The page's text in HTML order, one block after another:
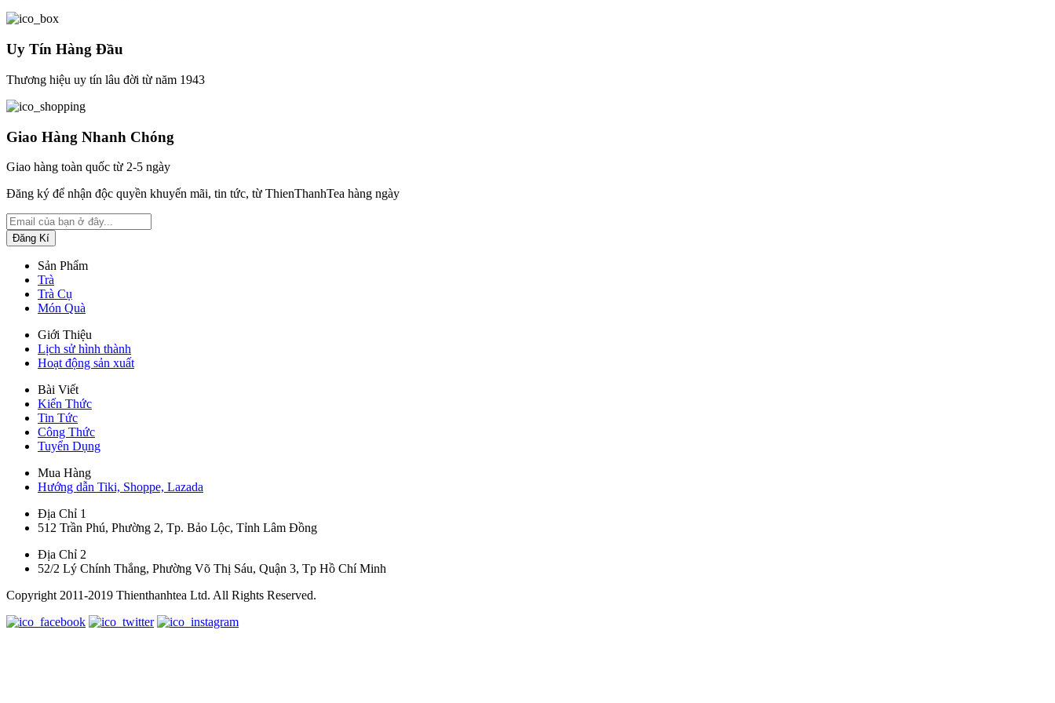
Uy Tín Hàng Đầu
Thương hiệu uy tín lâu đời từ năm 1943
Giao Hàng Nhanh Chóng
Giao hàng toàn quốc từ 2-5 ngày
Đăng ký để nhận độc quyền khuyến mãi, tin tức, từ ThienThanhTea hàng ngày
Sản Phẩm
Trà
Trà Cụ
Món Quà
Giới Thiệu
Lịch sử hình thành
Hoạt động sản xuất
Bài Viết
Kiến Thức
Tin Tức
Công Thức
Tuyển Dụng
Mua Hàng
Hướng dẫn Tiki, Shoppe, Lazada
Địa Chỉ 1
512 Trần Phú, Phường 2, Tp. Bảo Lộc, Tỉnh Lâm Đồng
Địa Chỉ 2
52/2 Lý Chính Thắng, Phường Võ Thị Sáu, Quận 3, Tp Hồ Chí Minh
Copyright 2011-2019 Thienthanhtea Ltd. All Rights Reserved.